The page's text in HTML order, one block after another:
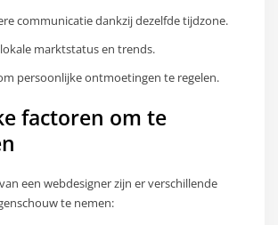
communicatie dankzij dezelfde tijdzone.
marktstatus en trends.
persoonlijke ontmoetingen te regelen.
factoren om te
een webdesigner zijn er verschillende
te nemen: